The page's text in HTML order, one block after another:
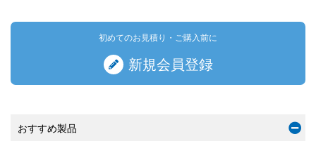
初めてのお見積り・ご購入前に
新規会員登録
おすすめ製品